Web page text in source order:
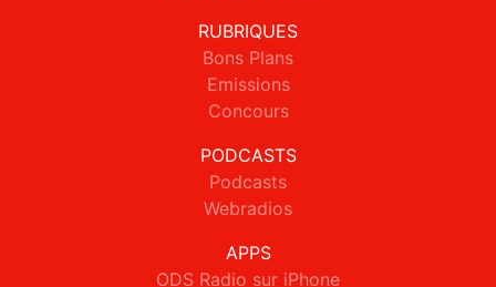
RUBRIQUES
Bons Plans
Emissions
Concours
PODCASTS
Podcasts
Webradios
APPS
ODS Radio sur iPhone